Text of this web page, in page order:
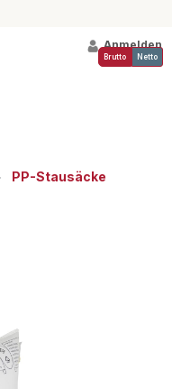
Anmelden
Brutto Netto
PP-Stausäcke